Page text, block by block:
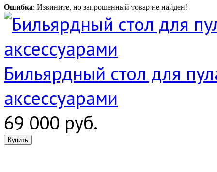
Ошибка: Извините, но запрошенный товар не найден!
Бильярдный стол для
аксессуарами
69 000 руб.